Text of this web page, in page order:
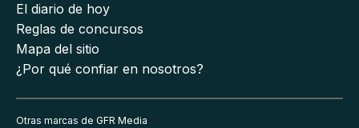
El diario de hoy
Reglas de concursos
Mapa del sitio
¿Por qué confiar en nosotros?
Otras marcas de GFR Media